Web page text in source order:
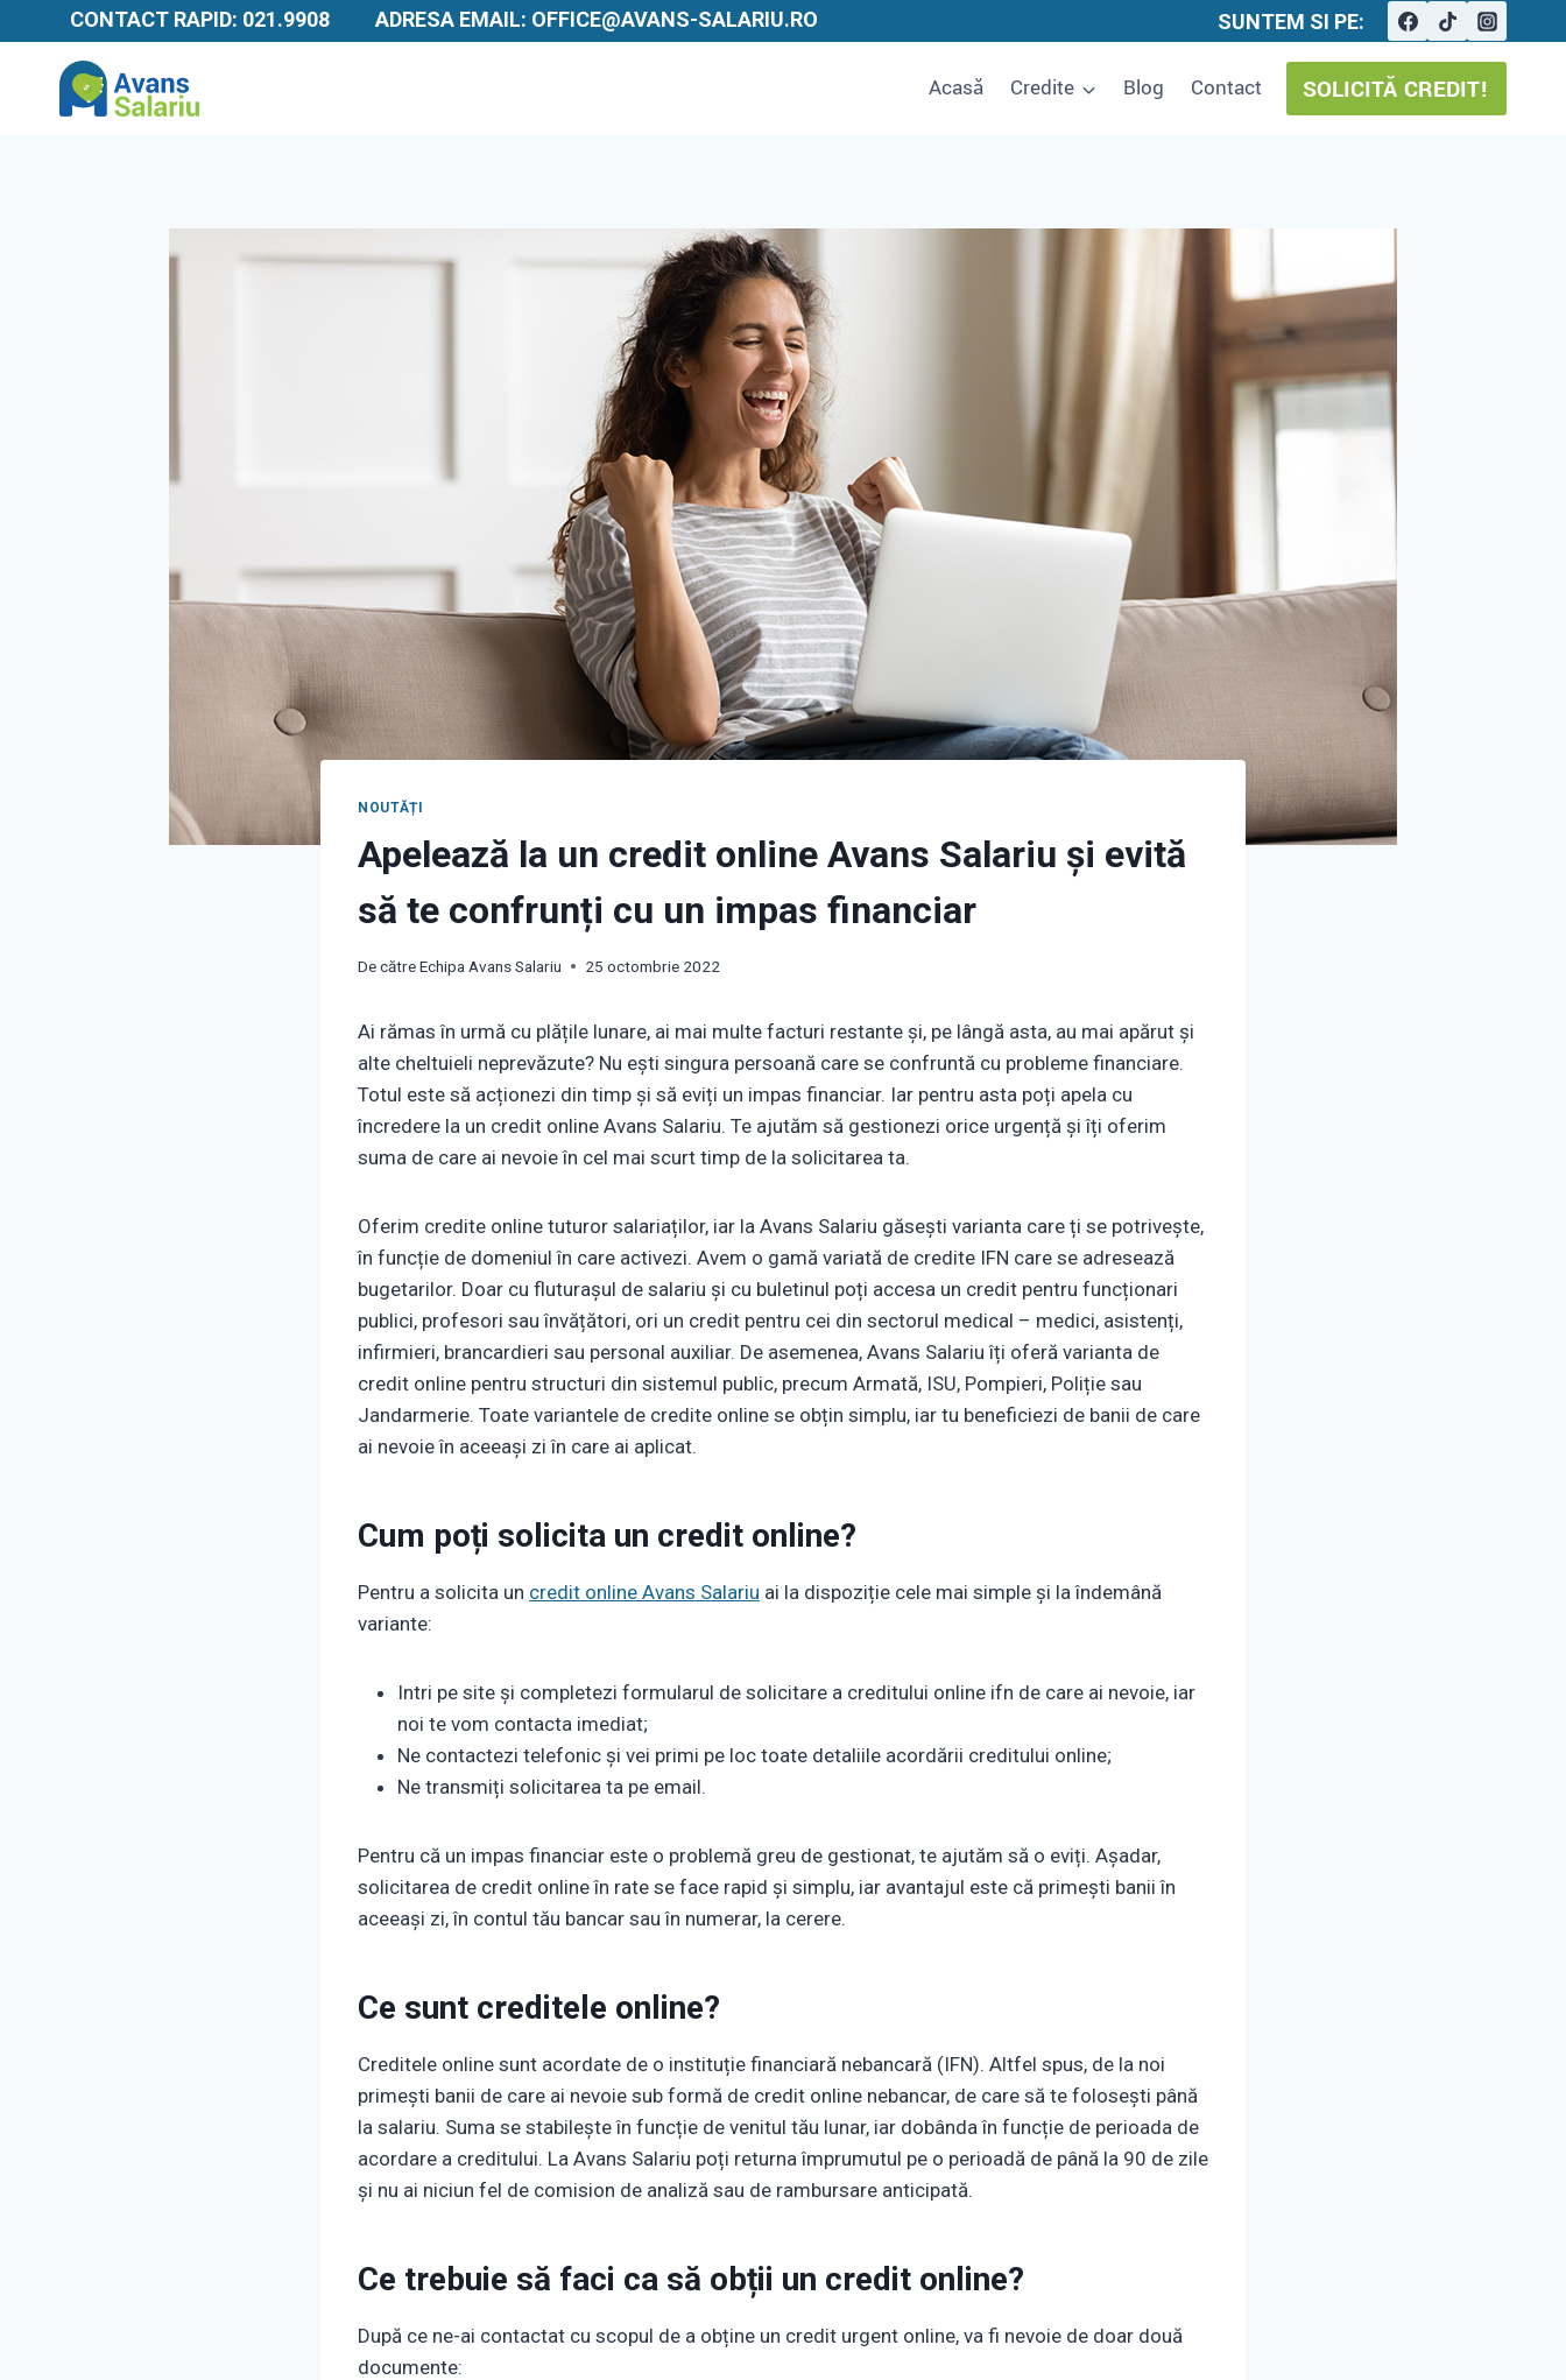
to
content
CONTACT RAPID: 021.9908 ADRESA EMAIL: OFFICE@AVANS-SALARIU.RO SUNTEM SI PE:
Acasă Credite Blog Contact SOLICITĂ CREDIT!
NOUTĂȚI
Apelează la un credit online Avans Salariu și evită
să te confrunți cu un impas financiar
De cătreEchipa Avans Salariu 25 octombrie 2022
Ai rămas în urmă cu plățile lunare, ai mai multe facturi restante și, pe lângă asta, au mai apărut și
alte cheltuieli neprevăzute? Nu ești singura persoană care se confruntă cu probleme financiare.
Totul este să acționezi din timp și să eviți un impas financiar. Iar pentru asta poți apela cu
încredere la un credit online Avans Salariu. Te ajutăm să gestionezi orice urgență și îți oferim
suma de care ai nevoie în cel mai scurt timp de la solicitarea ta.
Oferim credite online tuturor salariaților, iar la Avans Salariu găsești varianta care ți se potrivește,
în funcție de domeniul în care activezi. Avem o gamă variată de credite IFN care se adresează
bugetarilor. Doar cu fluturașul de salariu și cu buletinul poți accesa un credit pentru funcționari
publici, profesori sau învățători, ori un credit pentru cei din sectorul medical – medici, asistenți,
infirmieri, brancardieri sau personal auxiliar. De asemenea, Avans Salariu îți oferă varianta de
credit online pentru structuri din sistemul public, precum Armată, ISU, Pompieri, Poliție sau
Jandarmerie. Toate variantele de credite online se obțin simplu, iar tu beneficiezi de banii de care
ai nevoie în aceeași zi în care ai aplicat.
Cum poți solicita un credit online?
Pentru a solicita un credit online Avans Salariu ai la dispoziție cele mai simple și la îndemână
variante:
Intri pe site și completezi formularul de solicitare a creditului online ifn de care ai nevoie, iar
noi te vom contacta imediat;
Ne contactezi telefonic și vei primi pe loc toate detaliile acordării creditului online;
Ne transmiți solicitarea ta pe email.
Pentru că un impas financiar este o problemă greu de gestionat, te ajutăm să o eviți. Așadar,
solicitarea de credit online în rate se face rapid și simplu, iar avantajul este că primești banii în
aceeași zi, în contul tău bancar sau în numerar, la cerere.
Ce sunt creditele online?
Creditele online sunt acordate de o instituție financiară nebancară (IFN). Altfel spus, de la noi
primești banii de care ai nevoie sub formă de credit online nebancar, de care să te folosești până
la salariu. Suma se stabilește în funcție de venitul tău lunar, iar dobânda în funcție de perioada de
acordare a creditului. La Avans Salariu poți returna împrumutul pe o perioadă de până la 90 de zile
și nu ai niciun fel de comision de analiză sau de rambursare anticipată.
Ce trebuie să faci ca să obții un credit online?
După ce ne-ai contactat cu scopul de a obține un credit urgent online, va fi nevoie de doar două
documente: